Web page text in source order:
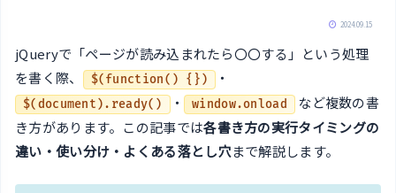
タ
イ
ル
2024.09.15
jQueryで「ページが読み込まれたら〇〇する」という処理
を書く際、
$(function() {}) ・
$(document).ready() ・ window.onload
など複数の書
き方があります。この記事では各書き方の実行タイミングの
違い・使い分け・よくある落とし穴まで解説します。